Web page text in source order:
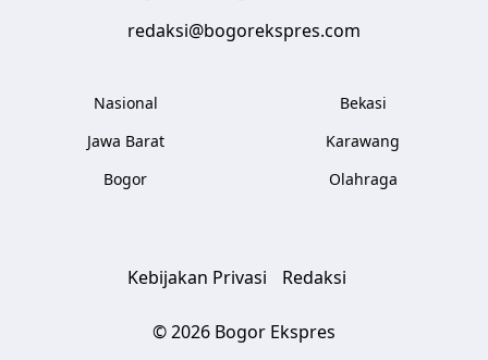
redaksi@bogorekspres.com
Nasional
Jawa Barat
Bogor
Bekasi
Karawang
Olahraga
Kebijakan Privasi Redaksi
© 2026 Bogor Ekspres